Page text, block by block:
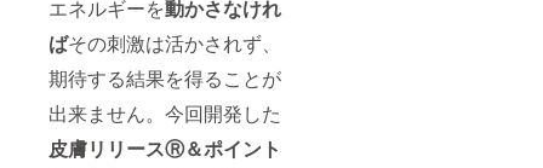
エネルギーを動かさなけれ
ばその刺激は活かされず、
期待する結果を得ることが
出来ません。今回開発した
皮膚リリースⓇ＆ポイント